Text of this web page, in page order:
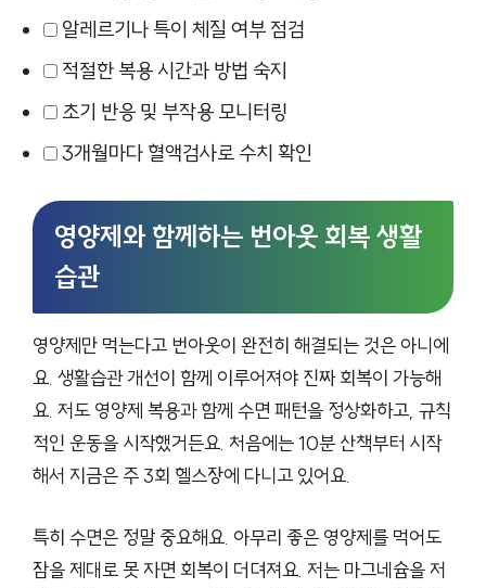
알레르기나 특이 체질 여부 점검
적절한 복용 시간과 방법 숙지
초기 반응 및 부작용 모니터링
3개월마다 혈액검사로 수치 확인
영양제와 함께하는 번아웃 회복 생활
습관
영양제만 먹는다고 번아웃이 완전히 해결되는 것은 아니에
요. 생활습관 개선이 함께 이루어져야 진짜 회복이 가능해
요. 저도 영양제 복용과 함께 수면 패턴을 정상화하고, 규칙
적인 운동을 시작했거든요. 처음에는 10분 산책부터 시작
해서 지금은 주 3회 헬스장에 다니고 있어요.
특히 수면은 정말 중요해요. 아무리 좋은 영양제를 먹어도
잠을 제대로 못 자면 회복이 더뎌져요. 저는 마그네슘을 저